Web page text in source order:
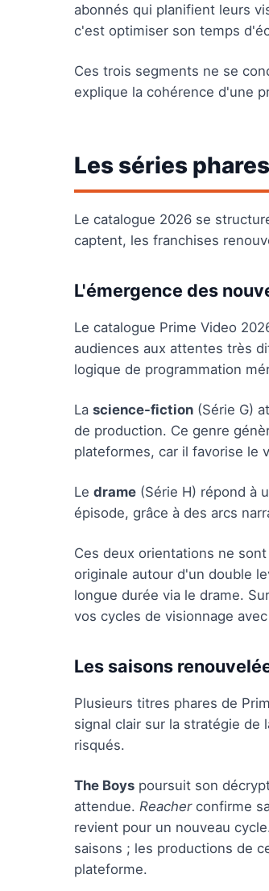
abonnés qui planifient leurs
c'est optimiser son temps
Ces trois segments ne se
explique la cohérence d'une
Les séries
Le catalogue 2026 se
captent, les franchises
L'émergence des
Le catalogue Prime Video
audiences aux attentes très
logique de programmation
La science-fiction (Série G)
de production. Ce genre
plateformes, car il favorise le
Le drame (Série H) répond à
épisode, grâce à des arcs
Ces deux orientations ne
originale autour d'un double
longue durée via le drame.
vos cycles de visionnage
Les saisons
Plusieurs titres phares de
signal clair sur la stratégie
risqués.
The Boys poursuit son
attendue. Reacherconfirme
revient pour un nouveau
saisons ; les productions de
plateforme.